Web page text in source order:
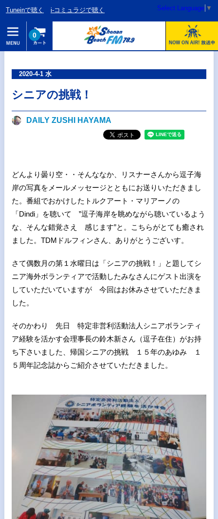
Tuneinで聴く i-コミュラジで聴く Select Language ▼
0
2020-4-1 水
シニアの挑戦！
DAILY ZUSHI HAYAMA
どんより曇り空・・そんななか、リスナーさんから逗子海
岸の写真をメールメッセージとともにお送りいただきまし
た。番組でおかけしたトルクアート・マリアーノの
「Dindi」を聴いて ”逗子海岸を眺めながら聴いているよう
な、そんな錯覚さえ 感じます”と。こちらがとても癒され
ました。TDMドルフィンさん、ありがとうございす。
さて偶数月の第１水曜日は「シニアの挑戦！」と題してシ
ニア海外ボランティアで活動したみなさんにゲスト出演を
していただいていますが 今回はお休みさせていただきま
した。
そのかわり 先日 特定非営利活動法人シニアボランティ
ア経験を活かす会理事長の鈴木新さん（逗子在住）がお持
ち下さいました、帰国シニアの挑戦 １５年のあゆみ １
５周年記念誌からご紹介させていただきました。